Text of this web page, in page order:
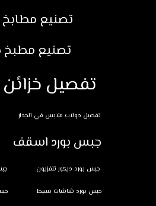
تصنيع
تصنيع
تفصيل
تفصيل دولاب ملابس في الجدار
جبس بورد اسقف
جبس بورد ديكور تلفزيون
جبس بورد شاشات بسيط